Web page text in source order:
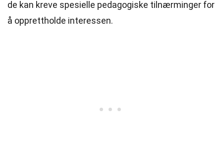
de kan kreve spesielle pedagogiske tilnærminger for
å opprettholde interessen.